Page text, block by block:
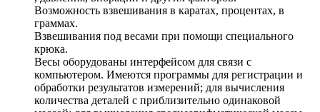
Возможность взвешивания в каратах, процентах, в
граммах.
Взвешивания под весами при помощи специального
крюка.
Весы оборудованы интерфейсом для связи с
компьютером. Имеются программы для регистрации и
обработки результатов измерений; для вычисления
количества деталей с приблизительно одинаковой